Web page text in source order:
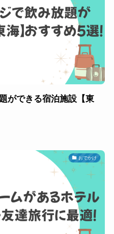
ができる宿泊施設【東
おでかけ